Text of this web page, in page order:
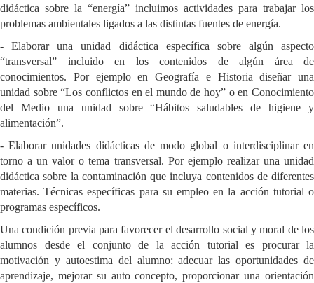
didáctica sobre la “energía” incluimos actividades para trabajar los
problemas ambientales ligados a las distintas fuentes de energía.
- Elaborar una unidad didáctica específica sobre algún aspecto
“transversal” incluido en los contenidos de algún área de
conocimientos. Por ejemplo en Geografía e Historia diseñar una
unidad sobre “Los conflictos en el mundo de hoy” o en Conocimiento
del Medio una unidad sobre “Hábitos saludables de higiene y
alimentación”.
- Elaborar unidades didácticas de modo global o interdisciplinar en
torno a un valor o tema transversal. Por ejemplo realizar una unidad
didáctica sobre la contaminación que incluya contenidos de diferentes
materias. Técnicas específicas para su empleo en la acción tutorial o
programas específicos.
Una condición previa para favorecer el desarrollo social y moral de los
alumnos desde el conjunto de la acción tutorial es procurar la
motivación y autoestima del alumno: adecuar las oportunidades de
aprendizaje, mejorar su auto concepto, proporcionar una orientación